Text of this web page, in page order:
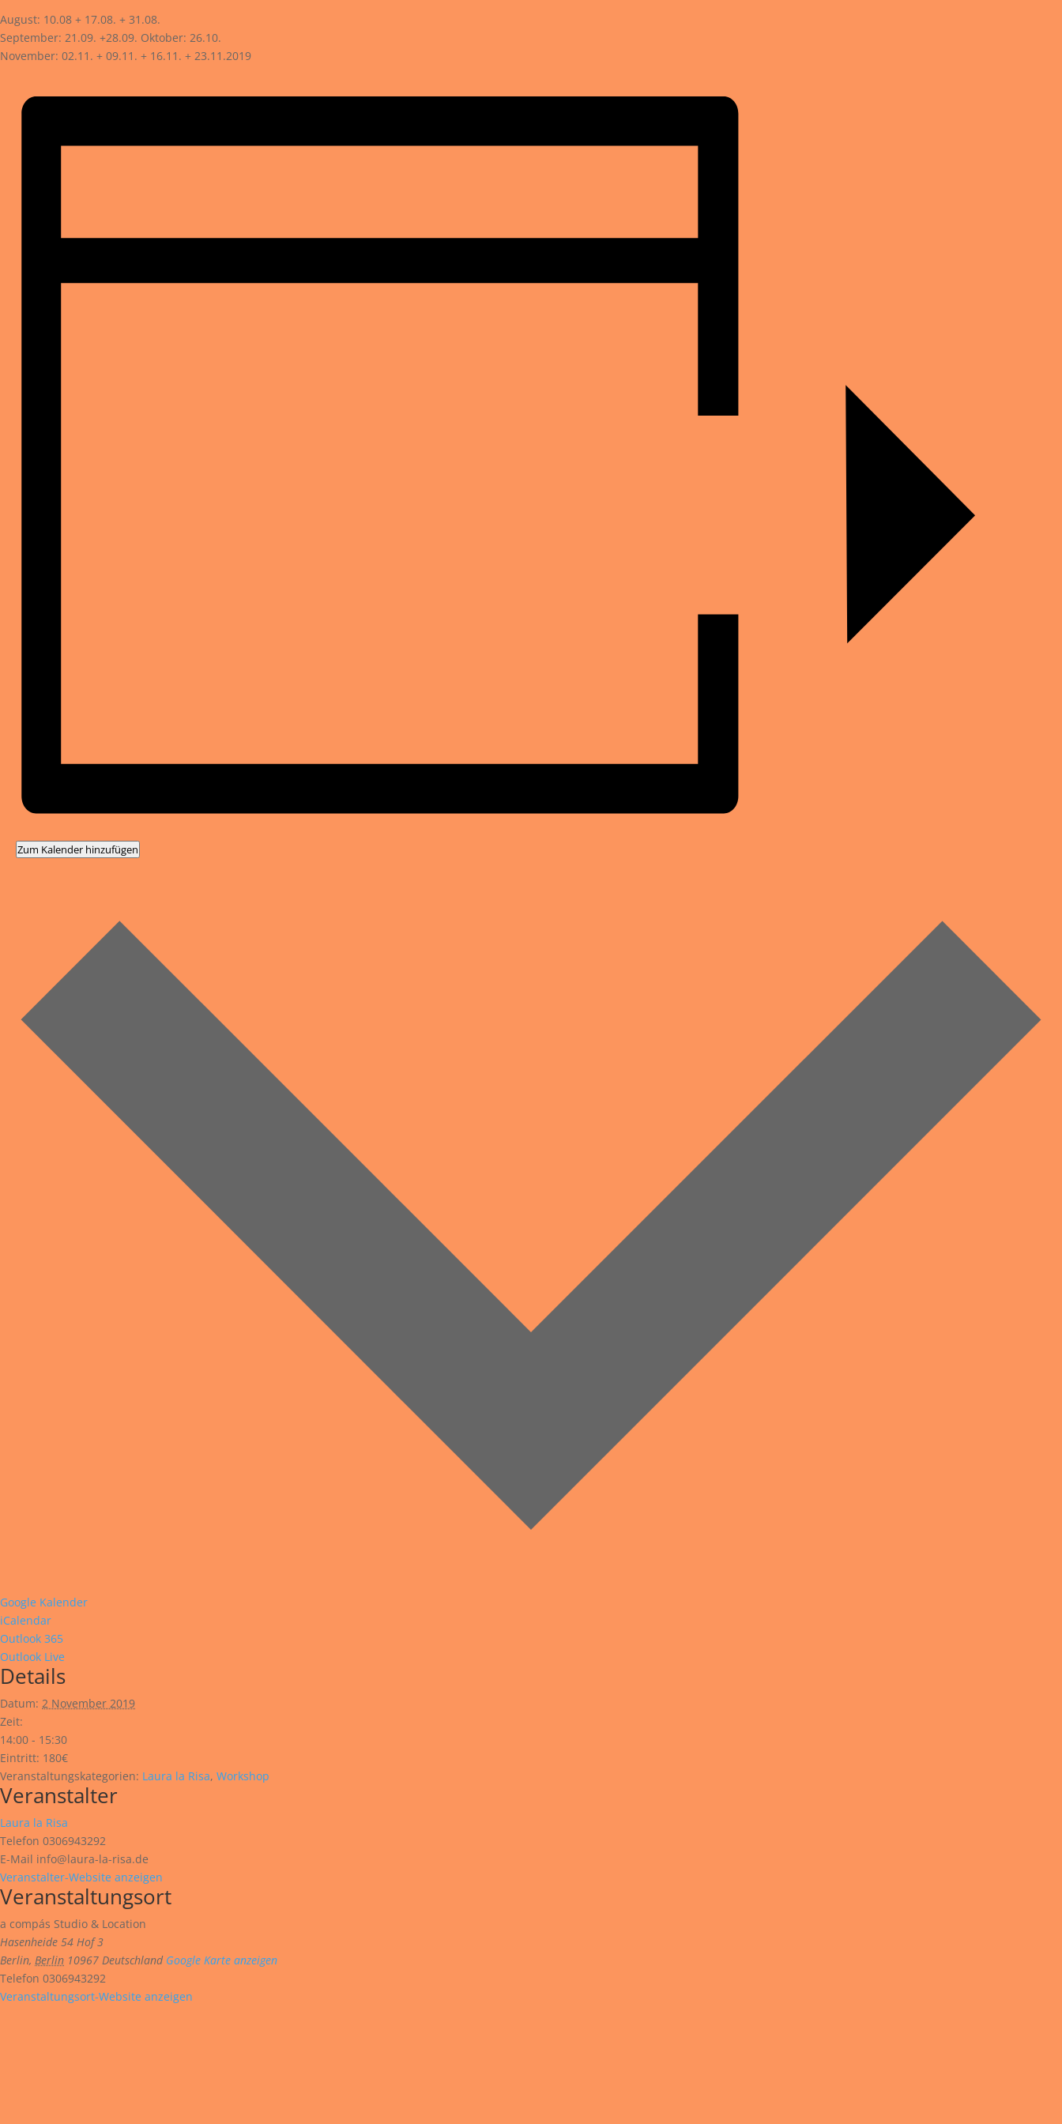
August: 10.08 + 17.08. + 31.08.
September: 21.09. +28.09. Oktober: 26.10.
November: 02.11. + 09.11. + 16.11. + 23.11.2019
Zum Kalender hinzufügen
Google Kalender
iCalendar
Outlook 365
Outlook Live
Details
Datum: 2 November 2019
Zeit:
14:00 - 15:30
Eintritt: 180€
Veranstaltungskategorien: Laura la Risa, Workshop
Veranstalter
Laura la Risa
Telefon 0306943292
E-Mail info@laura-la-risa.de
Veranstalter-Website anzeigen
Veranstaltungsort
a compás Studio & Location
Hasenheide 54 Hof 3
Berlin, Berlin 10967 Deutschland Google Karte anzeigen
Telefon 0306943292
Veranstaltungsort-Website anzeigen